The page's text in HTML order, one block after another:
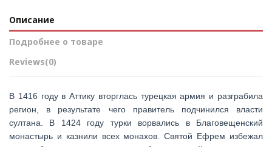
Описание
Подробнее о товаре
Reviews(0)
В 1416 году в Аттику вторглась турецкая армия и разграбила
регион, в результате чего правитель подчинился власти
султана. В 1424 году турки ворвались в Благовещенский
монастырь и казнили всех монахов. Святой Ефрем избежал